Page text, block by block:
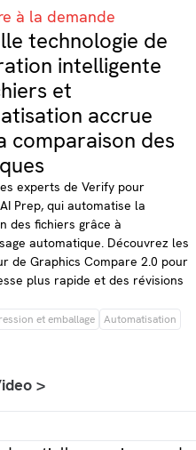
à la demande
technologie de
intelligente
et
accrue
comparaison des
experts de Verify pour
Prep, qui automatise la
des fichiers grâce à
automatique. Découvrez les
de Graphics Compare 2.0 pour
plus rapide et des révisions
et emballage Automatisation
>